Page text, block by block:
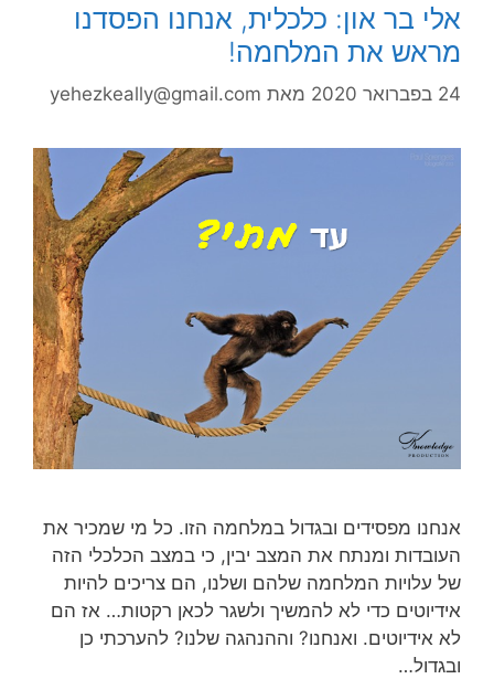
אלי בר און: כלכלית, אנחנו הפסדנו
מראש את המלחמה!
24 בפברואר 2020 מאת yehezkeally@gmail.com
אנחנו מפסידים ובגדול במלחמה הזו. כל מי שמכיר את
העובדות ומנתח את המצב יבין, כי במצב הכלכלי הזה
של עלויות המלחמה שלהם ושלנו, הם צריכים להיות
אידיוטים כדי לא להמשיך ולשגר לכאן רקטות… אז הם
לא אידיוטים. ואנחנו? וההנהגה שלנו? להערכתי כן
ובגדול…